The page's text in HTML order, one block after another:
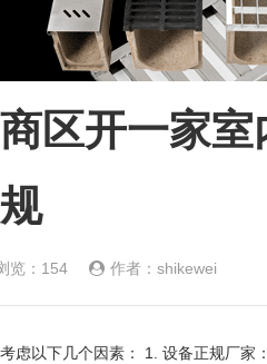
帮您了解游乐|电瓶
备专区
投影|运动体
区开一家
览： 154 作者：shikewei
虑以下几个因素： 1. 设备正规厂